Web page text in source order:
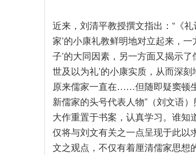
近来，刘清平教授撰文指出：“《礼
家’的小康礼教鲜明地对立起来，
子’的大同因素，另一方面又揭示
世及以为礼’的小康实质，从而深
原来儒家一直在……但随即疑窦顿
新儒家的头号代表人物”（刘文语
大作重置于书案，认真学习。谁
仅将与刘文有关之一点呈现于此以
文之观点，不仅有着厘清儒家思想